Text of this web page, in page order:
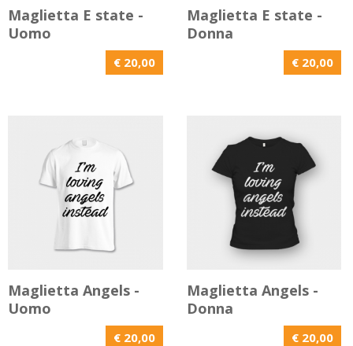
Maglietta E state -
Uomo
€ 20,00
Maglietta E state -
Donna
€ 20,00
Maglietta Angels -
Uomo
€ 20,00
Maglietta Angels -
Donna
€ 20,00